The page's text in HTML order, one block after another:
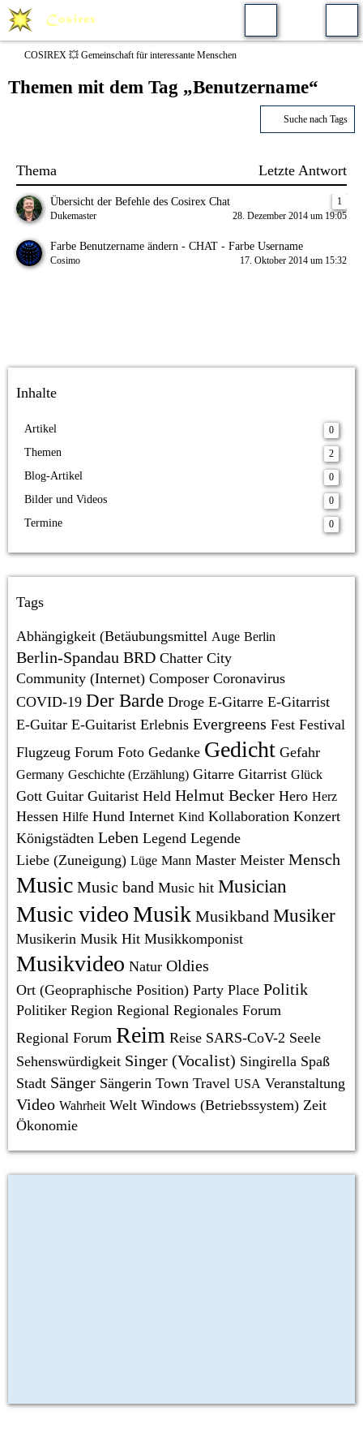
COSIREX 💥 Gemeinschaft für interessante Menschen
Themen mit dem Tag „Benutzername“
Suche nach Tags
Thema Letzte Antwort
Übersicht der Befehle des Cosirex Chat
1
Dukemaster
28. Dezember 2014 um 19:05
Farbe Benutzername ändern - CHAT - Farbe Username
Cosimo 17. Oktober 2014 um 15:32
Inhalte
Artikel 0
Themen 2
Blog-Artikel 0
Bilder und Videos 0
Termine 0
Tags
Abhängigkeit (Betäubungsmittel Auge Berlin
Berlin-Spandau BRD Chatter City
Community (Internet) Composer Coronavirus
COVID-19 Der Barde Droge E-Gitarre E-Gitarrist
E-Guitar E-Guitarist Erlebnis Evergreens Fest Festival
Flugzeug Forum Foto Gedanke Gedicht Gefahr
Germany Geschichte (Erzählung) Gitarre Gitarrist Glück
Gott Guitar Guitarist Held Helmut Becker Hero Herz
Hessen Hilfe Hund Internet Kind Kollaboration Konzert
Königstädten Leben Legend Legende
Liebe (Zuneigung) Lüge Mann Master Meister Mensch
Music Music band Music hit Musician
Music videoMusik Musikband Musiker
Musikerin Musik Hit Musikkomponist
Musikvideo Natur Oldies
Ort (Geopraphische Position) Party Place Politik
Politiker Region Regional Regionales Forum
Regional Forum Reim Reise SARS-CoV-2 Seele
Sehenswürdigkeit Singer (Vocalist) Singirella Spaß
Stadt Sänger Sängerin Town Travel USA Veranstaltung
Video Wahrheit Welt Windows (Betriebssystem) Zeit
Ökonomie